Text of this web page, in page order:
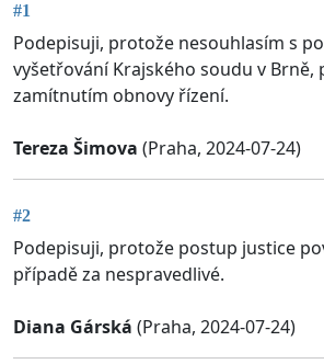
#1
Podepisuji, protože nesouhlasím s
vyšetřování Krajského soudu v Brně,
zamítnutím obnovy řízení.
Tereza Šimova (Praha, 2024-07-24)
#2
Podepisuji, protože postup justice
případě za nespravedlivé.
Diana Gárská (Praha, 2024-07-24)